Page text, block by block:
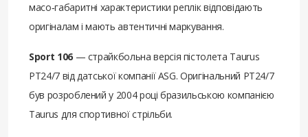
масо‑габаритні характеристики реплік відповідають
оригіналам і мають автентичні маркування.
Sport 106— страйкбольна версія пістолета Taurus
PT24/7 від датської компанії ASG. Оригінальний PT24/7
був розроблений у 2004 році бразильською компанією
Taurus для спортивної стрільби.